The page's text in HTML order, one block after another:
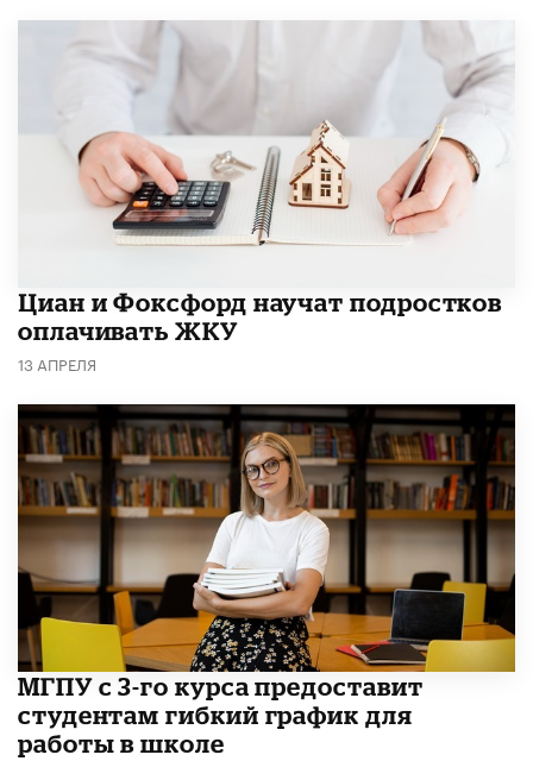
Циан и Фоксфорд научат подростков
оплачивать ЖКУ
13 АПРЕЛЯ
МГПУ с 3-го курса предоставит
студентам гибкий график для
работы в школе